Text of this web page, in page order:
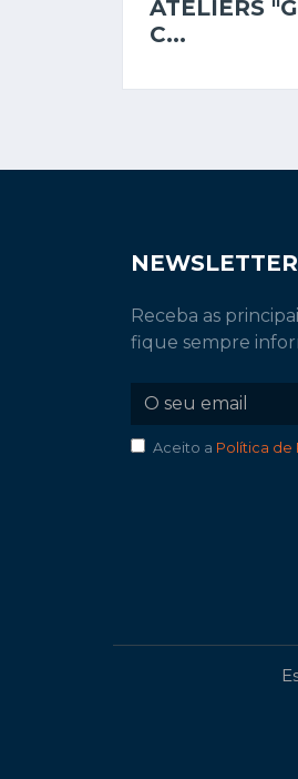
ATELIERS
C...
NEWSLETTER
Receba as
fique sempre
Aceito a Política de